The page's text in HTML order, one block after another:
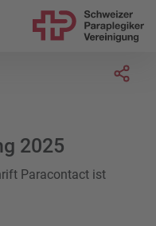
2025
Paracontact ist